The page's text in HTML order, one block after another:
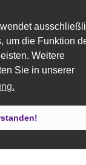
um die Funktion
Weitere
Sie in unserer